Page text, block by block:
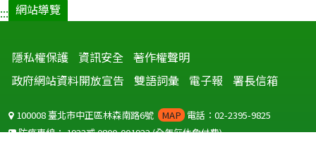
::: 網站導覽
隱私權保護 資訊安全 著作權聲明
政府網站資料開放宣告
雙語詞彙 電子報 署長信箱
100008 臺北市中正區林森南路6號 MAP 電話：02-2395-9825
防疫專線：1922或0800-001922(全年無休免付費)